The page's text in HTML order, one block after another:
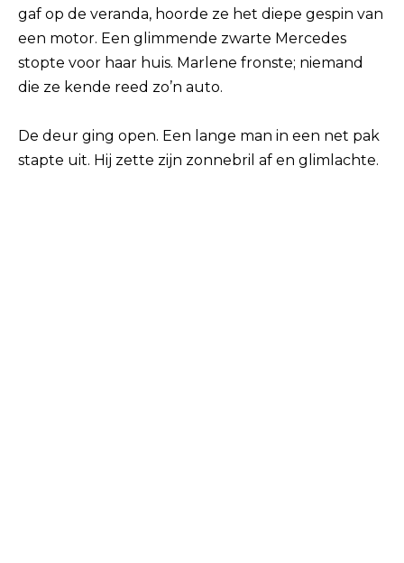
gaf op de veranda, hoorde ze het diepe gespin van
een motor. Een glimmende zwarte Mercedes
stopte voor haar huis. Marlene fronste; niemand
die ze kende reed zo’n auto.
De deur ging open. Een lange man in een net pak
stapte uit. Hij zette zijn zonnebril af en glimlachte.